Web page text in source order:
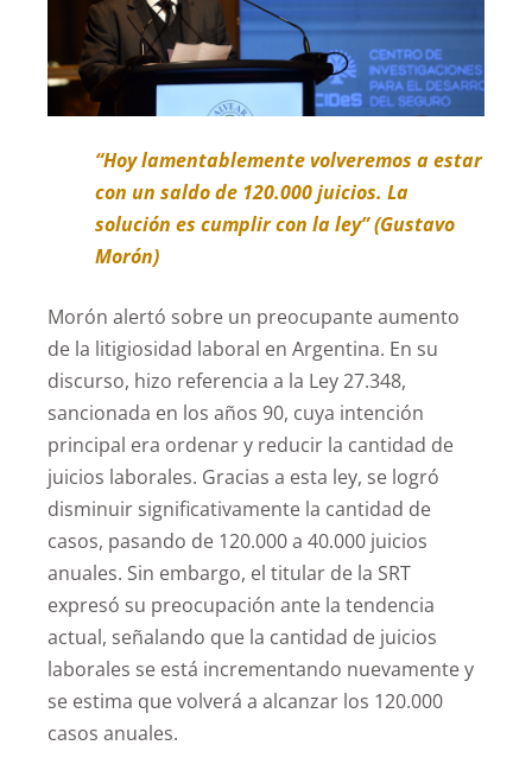
“Hoy lamentablemente volveremos a estar
con un saldo de 120.000 juicios. La
solución es cumplir con la ley” (Gustavo
Morón)
Morón alertó sobre un preocupante aumento
de la litigiosidad laboral en Argentina. En su
discurso, hizo referencia a la Ley 27.348,
sancionada en los años 90, cuya intención
principal era ordenar y reducir la cantidad de
juicios laborales. Gracias a esta ley, se logró
disminuir significativamente la cantidad de
casos, pasando de 120.000 a 40.000 juicios
anuales. Sin embargo, el titular de la SRT
expresó su preocupación ante la tendencia
actual, señalando que la cantidad de juicios
laborales se está incrementando nuevamente y
se estima que volverá a alcanzar los 120.000
casos anuales.